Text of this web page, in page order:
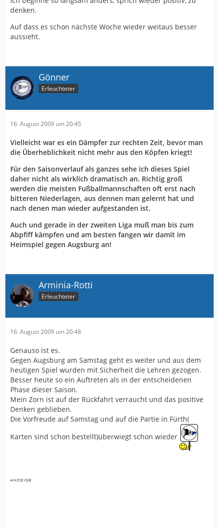
denken.
Auf dass es schon nächste Woche wieder weitaus besser
aussieht.
Gönner
Erleuchteter
16. August 2009 um 20:45
Vielleicht war es ein Dämpfer zur rechten Zeit, bevor man
die Überheblichkeit nicht mehr aus den Köpfen kriegt!
Für den Saisonverlauf als ganzes sehe ich dieses Spiel
daher nicht als wirklich dramatisch an. Richtig groß
werden die meisten Fußballmannschaften oft erst nach
bitteren Niederlagen, aus dennen man gelernt hat und
nach denen man wieder aufgestanden ist.
Auch und gerade in der zweiten Liga muß man bis zum
Abpfiff kämpfen und am besten fangen wir damit im
Heimspiel gegen Augsburg an!
Arminia-Rotti
Erleuchteter
16. August 2009 um 20:48
Genauso ist es.
Gegen Augsburg am Samstag geht es weiter und aus dem
heutigen Spiel wurden mit Sicherheit die Lehren gezogen.
Besser heute so ein Auftreten als in der entscheidenen
Phase dieser Saison.
Mein Zorn ist auf der Rückfahrt verraucht und das positive
Denken geblieben.
Die Vorfreude auf Samstag und auf die Partie in Fürth(
Karten sind schon bestellt)überwiegt schon wieder